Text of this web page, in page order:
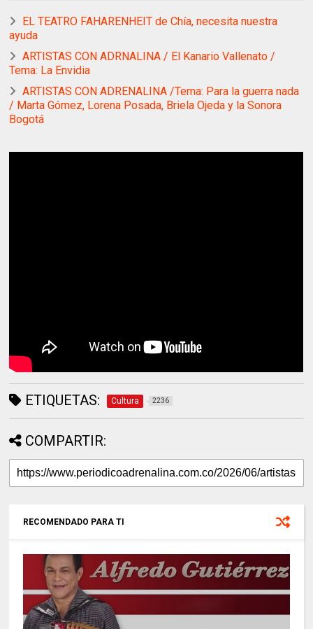
EL TEATRO FAHARENHEIT de Chía, necesita nuestra
ayuda
ARTISTAS CON ADRNALINA / El Kanario Vallenato /
Tema: La Envidia
ARTISTAS CON ADRENALINA /Tema: Para la guerra nada
/ Marta Gómez, Lorena Posada, Briela Ojeda y la Sonora
Bogotá
ETIQUETAS: Cultura 2236
COMPARTIR:
RECOMENDADO PARA TI